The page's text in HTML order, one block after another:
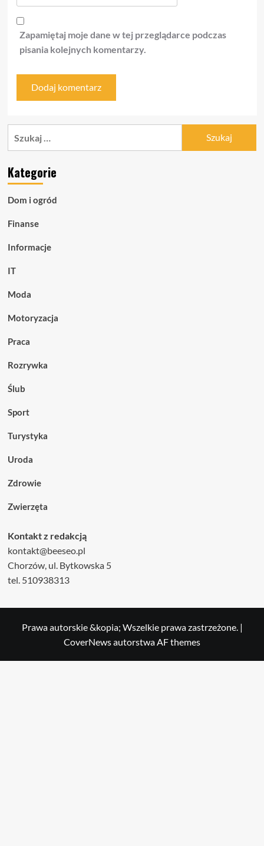
Zapamiętaj moje dane w tej przeglądarce podczas
pisania kolejnych komentarzy.
Kategorie
Dom i ogród
Finanse
Informacje
IT
Moda
Motoryzacja
Praca
Rozrywka
Ślub
Sport
Turystyka
Uroda
Zdrowie
Zwierzęta
Kontakt z redakcją
kontakt@beeseo.pl
Chorzów, ul. Bytkowska 5
tel. 510938313
Prawa autorskie &kopia; Wszelkie prawa zastrzeżone. |
CoverNewsautorstwa AF themes